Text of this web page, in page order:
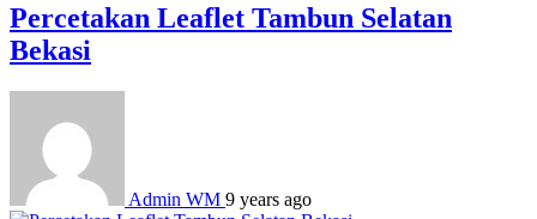
Percetakan Leaflet Tambun Selatan
Bekasi
Admin WM 9 years ago